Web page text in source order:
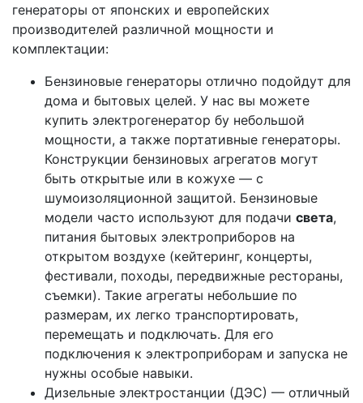
генераторы от японских и европейских
производителей различной мощности и
комплектации:
Бензиновые генераторы отлично подойдут для
дома и бытовых целей. У нас вы можете
купить электрогенератор бу небольшой
мощности, а также портативные генераторы.
Конструкции бензиновых агрегатов могут
быть открытые или в кожухе — с
шумоизоляционной защитой. Бензиновые
модели часто используют для подачи света,
питания бытовых электроприборов на
открытом воздухе (кейтеринг, концерты,
фестивали, походы, передвижные рестораны,
съемки). Такие агрегаты небольшие по
размерам, их легко транспортировать,
перемещать и подключать. Для его
подключения к электроприборам и запуска не
нужны особые навыки.
Дизельные электростанции (ДЭС) — отличный